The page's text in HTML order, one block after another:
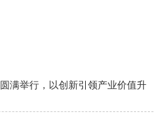
满举行，以创新引领产业价值升